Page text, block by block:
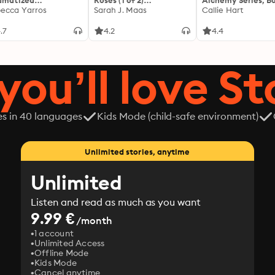
The
Yarros
[Dramatized
Thorns and Roses 1
Sarah J. Maas
4.2
Callie Hart
4.4
love
in 40 languages Kids Mode (child-safe environment)
Unlimited stories, anytime
Unlimited
Listen and read as much as you want
9.99 €/month
1 account
Unlimited Access
Offline Mode
Kids Mode
Cancel anytime